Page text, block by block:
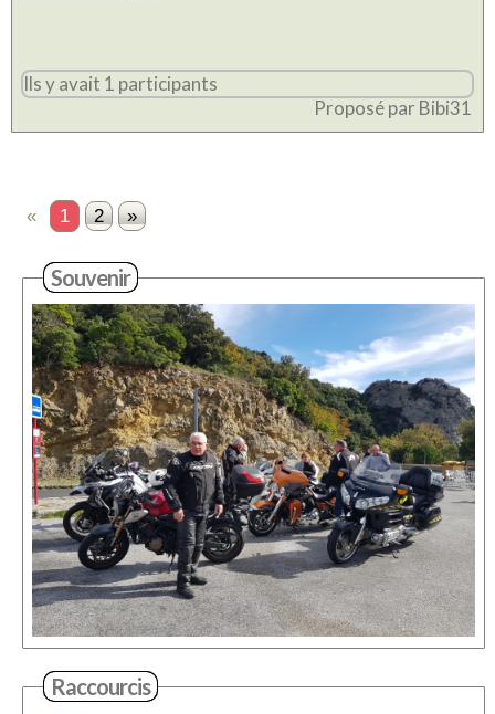
Ils y avait 1 participants
Proposé par Bibi31
« 1 2 »
Souvenir
Raccourcis